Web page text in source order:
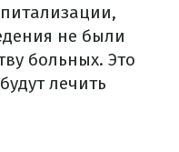
не были
больных. Это
лечить